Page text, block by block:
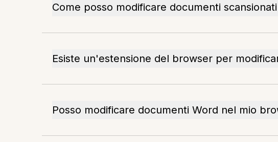
Come posso modificare documenti
Esiste un'estensione del browser per
Posso modificare documenti Word nel mio